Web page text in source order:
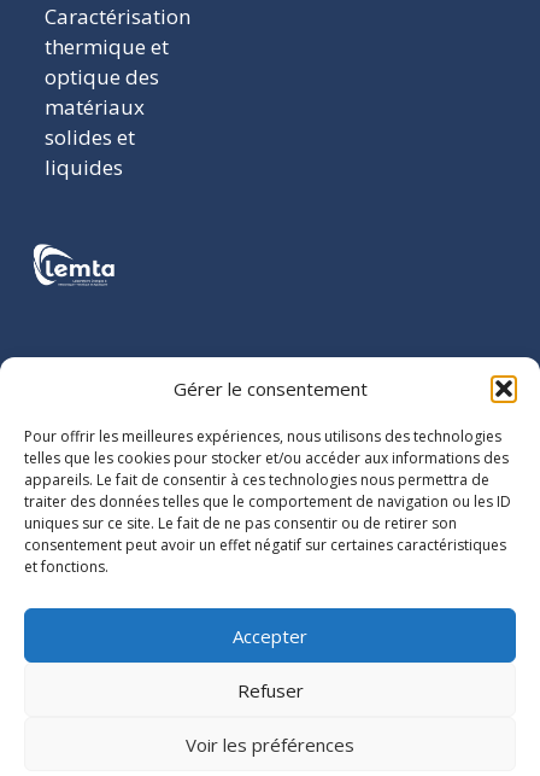
Gérer le consentement
Pour offrir les meilleures expériences, nous utilisons des technologies
telles que les cookies pour stocker et/ou accéder aux informations des
appareils. Le fait de consentir à ces technologies nous permettra de
traiter des données telles que le comportement de navigation ou les ID
uniques sur ce site. Le fait de ne pas consentir ou de retirer son
consentement peut avoir un effet négatif sur certaines caractéristiques
et fonctions.
Accepter
Refuser
Voir les préférences
Caractérisation
thermique et
optique des
matériaux
solides et
liquides
LEMTA
2 avenue de
la Forêt de
Haye
BP 90161
54505
Vandoeuvre-
cedex